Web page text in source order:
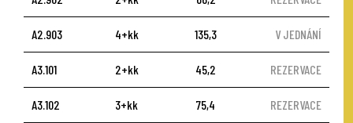
A2.903 4+kk 135,3 V JEDNÁNÍ
A3.101 2+kk 45,2 REZERVACE
A3.102 3+kk 75,4 REZERVACE